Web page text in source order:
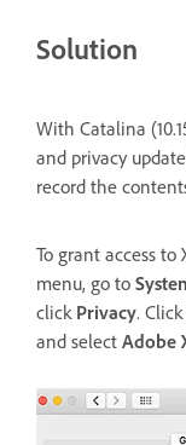
Solution
With Catalina
and privacy
record the
To grant access
menu, go to
click Privacy. Click
and select Adobe